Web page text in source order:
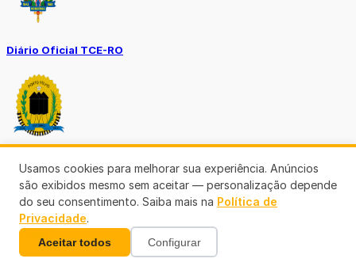
Diário Oficial TCE-RO
Diário Prefeitura de Porto Velho
Usamos cookies para melhorar sua experiência. Anúncios
são exibidos mesmo sem aceitar — personalização depende
do seu consentimento. Saiba mais na Política de
Privacidade.
Aceitar todos Configurar